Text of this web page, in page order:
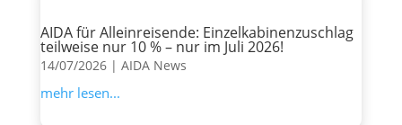
AIDA für Alleinreisende: Einzelkabinenzuschlag
teilweise nur 10 % – nur im Juli 2026!
14/07/2026| AIDA News
mehr lesen...